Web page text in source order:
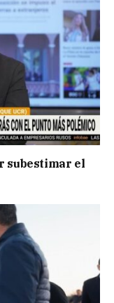
subestimar el